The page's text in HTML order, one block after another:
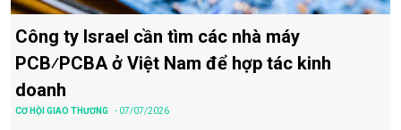
Công ty Israel cần tìm các nhà máy
PCB⁄PCBA ở Việt Nam để hợp tác kinh
doanh
CƠ HỘI GIAO THƯƠNG - 07/07/2026